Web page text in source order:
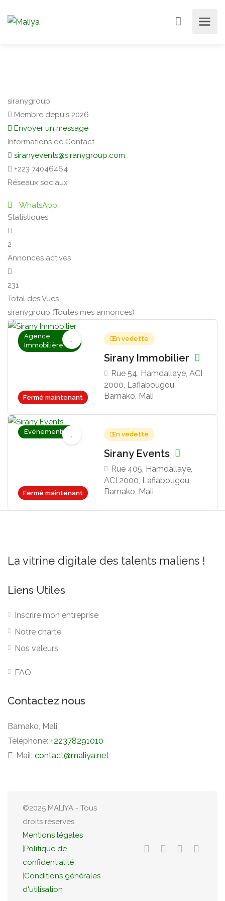
siranygroup
Membre depuis 2026
Envoyer un message
Informations de Contact
siranyevents@siranygroup.com
+223 74046464
Réseaux sociaux
WhatsApp
Statistiques
2
Annonces actives
231
Total des Vues
siranygroup (Toutes mes annonces)
Fermé maintenant
Agence
Immobilière
En vedette
Sirany Immobilier
Rue 54, Hamdallaye, ACI
2000, Lafiabougou,
Bamako, Mali
Fermé maintenant
Evénementiel En vedette
Sirany Events
Rue 405, Hamdallaye,
ACI 2000, Lafiabougou,
Bamako, Mali
La vitrine digitale des talents maliens !
Liens Utiles
Inscrire mon entreprise
Notre charte
Nos valeurs
FAQ
Contactez nous
Bamako, Mali
Téléphone: +22378291010
E-Mail: contact@maliya.net
©2025 MALIYA - Tous
droits réservés.
Mentions légales
|Politique de
confidentialité
|Conditions générales
d'utilisation